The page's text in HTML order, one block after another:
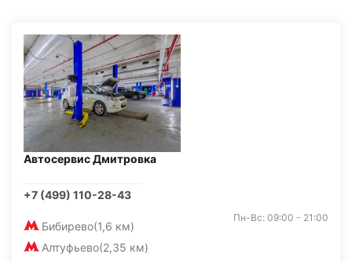
Автосервис Дмитровка
+7 (499) 110-28-43
Бибирево(1,6 км)
Алтуфьево(2,35 км)
Пн-Вс: 09:00 - 21:00